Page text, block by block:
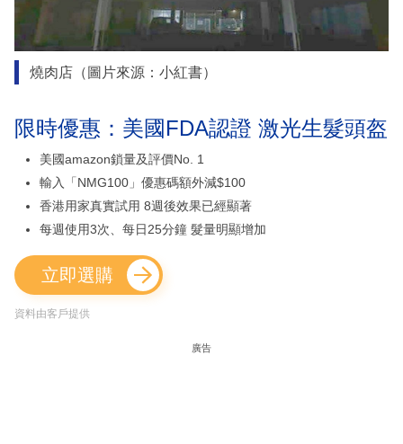
燒肉店（圖片來源：小紅書）
限時優惠：美國FDA認證 激光生髮頭盔
美國amazon鎖量及評價No. 1
輸入「NMG100」優惠碼額外減$100
香港用家真實試用 8週後效果已經顯著
每週使用3次、每日25分鐘 髮量明顯增加
立即選購
資料由客戶提供
廣告